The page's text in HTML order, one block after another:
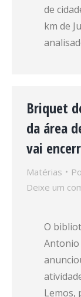
de
km de
Briquet
da área
vai
Matérias
Deixe um
O
Antonio
Lemos,